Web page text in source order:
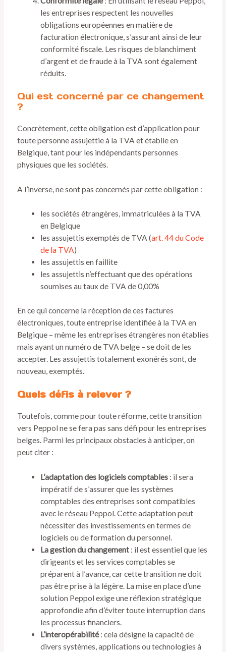
les entreprises respectent les nouvelles
obligations européennes en matière de
facturation électronique, s’assurant ainsi de leur
conformité fiscale. Les risques de blanchiment
d’argent et de fraude à la TVA sont également
réduits.
Qui est concerné par ce changement
?
Concrètement, cette obligation est d’application pour
toute personne assujettie à la TVA et établie en
Belgique, tant pour les indépendants personnes
physiques que les sociétés.
A l’inverse, ne sont pas concernés par cette obligation :
les sociétés étrangères, immatriculées à la TVA
en Belgique
les assujettis exemptés de TVA (art. 44 du Code
de la TVA)
les assujettis en faillite
les assujettis n’effectuant que des opérations
soumises au taux de TVA de 0,00%
En ce qui concerne la réception de ces factures
électroniques, toute entreprise identifiée à la TVA en
Belgique – même les entreprises étrangères non établies
mais ayant un numéro de TVA belge – se doit de les
accepter. Les assujettis totalement exonérés sont, de
nouveau, exemptés.
Quels défis à relever ?
Toutefois, comme pour toute réforme, cette transition
vers Peppol ne se fera pas sans défi pour les entreprises
belges. Parmi les principaux obstacles à anticiper, on
peut citer :
L’adaptation des logiciels comptables : il sera
impératif de s’assurer que les systèmes
comptables des entreprises sont compatibles
avec le réseau Peppol. Cette adaptation peut
nécessiter des investissements en termes de
logiciels ou de formation du personnel.
La gestion du changement : il est essentiel que les
dirigeants et les services comptables se
préparent à l’avance, car cette transition ne doit
pas être prise à la légère. La mise en place d’une
solution Peppol exige une réflexion stratégique
approfondie afin d’éviter toute interruption dans
les processus financiers.
L’interopérabilité: cela désigne la capacité de
divers systèmes, applications ou technologies à